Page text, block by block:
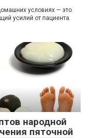
условиях — это
усилий от пациента.
народной
пяточной